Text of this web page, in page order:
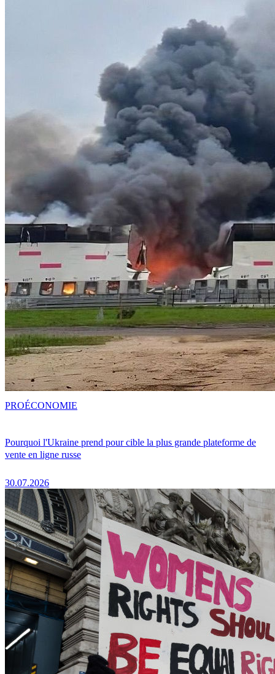
Pourquoi l'Ukraine prend pour cible la plus grande plateforme de
vente en ligne russe
30.07.2026
PROÉCONOMIE